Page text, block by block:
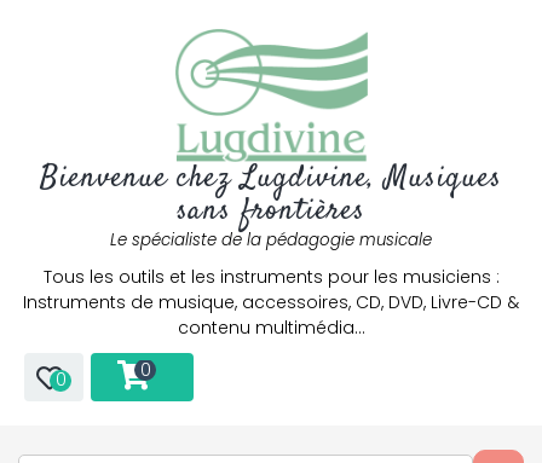
Bienvenue chez Lugdivine, Musiques
sans frontières
Le spécialiste de la pédagogie musicale
Tous les outils et les instruments pour les musiciens :
Instruments de musique, accessoires, CD, DVD, Livre-CD &
contenu multimédia…
0 0